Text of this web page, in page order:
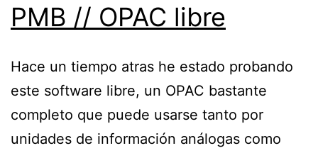
PMB // OPAC libre
Hace un tiempo atras he estado probando
este software libre, un OPAC bastante
completo que puede usarse tanto por
unidades de información análogas como